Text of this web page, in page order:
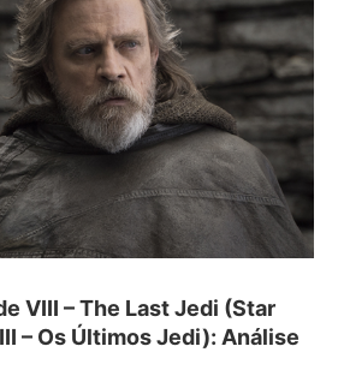
VIII – The Last Jedi (Star
– Os Últimos Jedi): Análise